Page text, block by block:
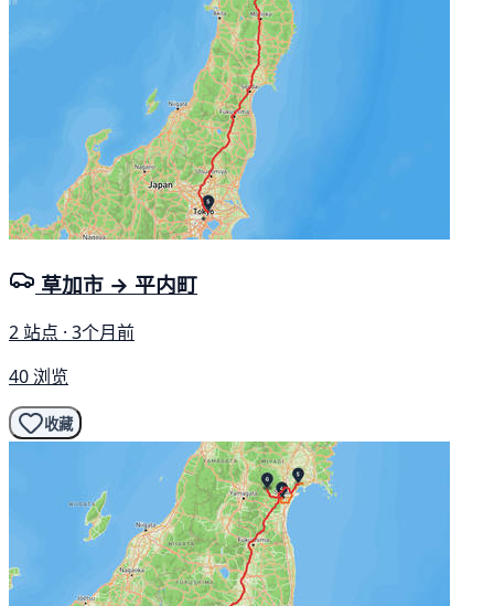
草加市 → 平内町
2 站点 · 3个月前
40 浏览
收藏